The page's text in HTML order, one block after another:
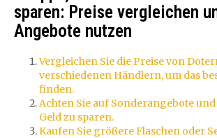
sparen: Preise vergleichen
Angebote nutzen
Vergleichen Sie die Preise von
verschiedenen Händlern, um das
finden.
Achten Sie auf Sonderangebote und
Geld zu sparen.
Kaufen Sie größere Flaschen oder